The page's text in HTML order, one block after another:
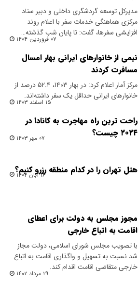
مدیرکل توسعه گردشگری داخلی و دبیر ستاد
مرکزی هماهنگی خدمات سفر با اعلام‌ روند
افزایشی سفرها، گفت: تا پایان شب گذشته…
۰۷ فروردین ۱۴۰۴
نیمی از خانوارهای ایرانی بهار امسال
مسافرت کردند
مرکز آمار اعلام کرد: در بهار ۱۴۰۳، ۵۲.۴ درصد از
خانوارهای ایرانی حداقل یک سفر داشته‌اند.
۱۵ اسفند ۱۴۰۳
راحت‌ ترین راه مهاجرت به کانادا در
۲۰۲۴ چیست؟
۰۷ مهر ۱۴۰۳
هتل تهران را در کدام منطقه رزرو کنیم؟
۱۶ آبان ۱۴۰۲
مجوز مجلس به دولت برای اعطای
اقامت به اتباع خارجی
با تصویب مجلس شورای اسلامی، دولت مجاز
شد نسبت به تسهیل و واگذاری اقامت به اتباع
خارجی متقاضی اقامت اقدام کند.
۲۹ مرداد ۱۴۰۲